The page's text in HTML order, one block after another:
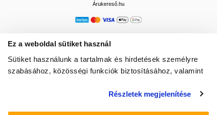
Ez a weboldal sütiket használ
Sütiket használunk a tartalmak és hirdetések személyre
szabásához, közösségi funkciók biztosításához, valamint
média-, hirdető- és elemező partnereinkkel megosztjuk az
Részletek megjelenítése
Árukereső.hu